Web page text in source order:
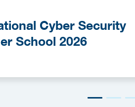
Cyber Security
School 2026